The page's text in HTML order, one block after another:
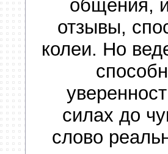
общения,
отзывы,
колеи. Но
силах до
слово